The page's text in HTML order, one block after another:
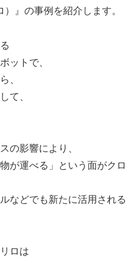
』の事例を紹介します。
ットで、
、
て、
の影響により、
が運べる」という面がクロ
などでも新たに活用される
ロは